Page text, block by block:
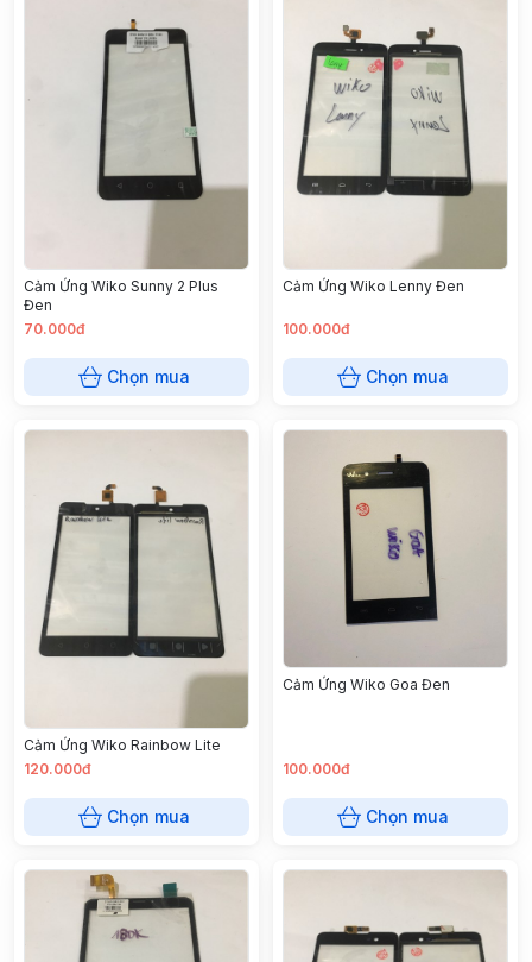
Cảm Ứng Wiko Sunny 2 Plus
Đen
70.000đ
Chọn mua
Cảm Ứng Wiko Lenny Đen
100.000đ
Chọn mua
Cảm Ứng Wiko Rainbow Lite
120.000đ
Chọn mua
Cảm Ứng Wiko Goa Đen
100.000đ
Chọn mua